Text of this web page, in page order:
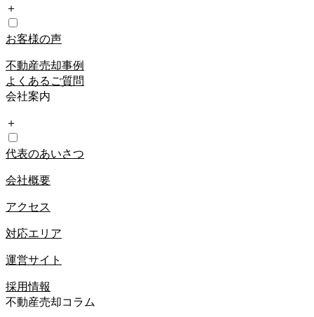
＋
お客様の声
不動産売却事例
よくあるご質問
会社案内
＋
代表のあいさつ
会社概要
アクセス
対応エリア
運営サイト
採用情報
不動産売却コラム